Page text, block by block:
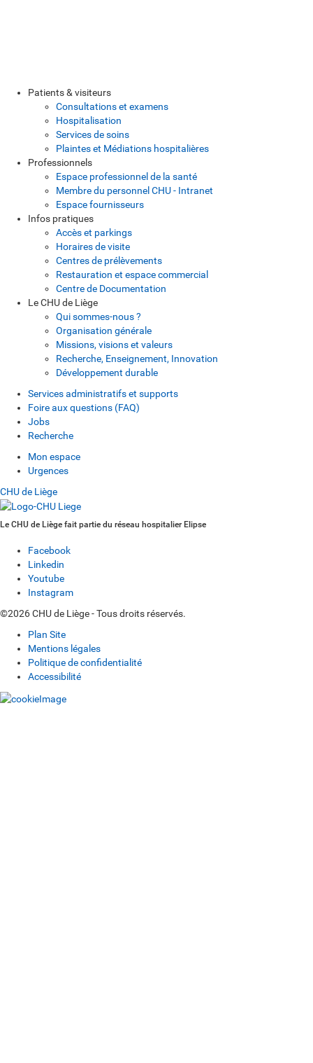
Patients & visiteurs
Consultations et examens
Hospitalisation
Services de soins
Plaintes et Médiations hospitalières
Professionnels
Espace professionnel de la santé
Membre du personnel CHU - Intranet
Espace fournisseurs
Infos pratiques
Accès et parkings
Horaires de visite
Centres de prélèvements
Restauration et espace commercial
Centre de Documentation
Le CHU de Liège
Qui sommes-nous ?
Organisation générale
Missions, visions et valeurs
Recherche, Enseignement, Innovation
Développement durable
Services administratifs et supports
Foire aux questions (FAQ)
Jobs
Recherche
Mon espace
Urgences
CHU de Liège
Le CHU de Liège fait partie du réseau hospitalier Elipse
Facebook
Linkedin
Youtube
Instagram
©2026 CHU de Liège - Tous droits réservés.
Plan Site
Mentions légales
Politique de confidentialité
Accessibilité